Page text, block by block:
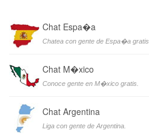
Chat Espa�a
Chatea con gente de Espa�a gratis.
Chat M�xico
Conoce gente en M�xico gratis.
Chat Argentina
Liga con gente de Argentina.